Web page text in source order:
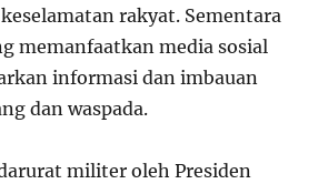
rakyat. Sementara
memanfaatkan media sosial
informasi dan imbauan
dan waspada.
militer oleh Presiden